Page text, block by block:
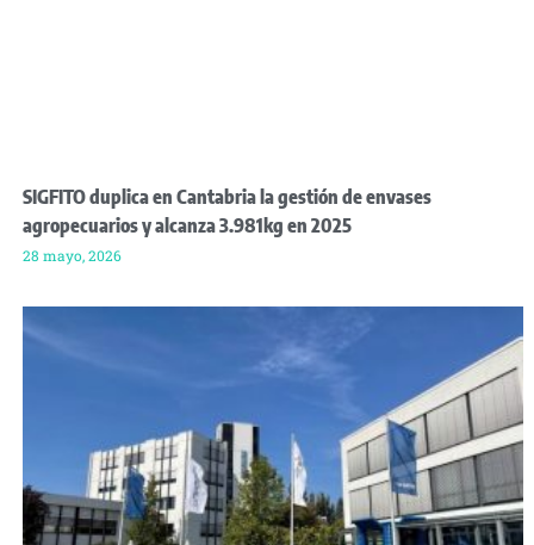
SIGFITO duplica en Cantabria la gestión de envases
agropecuarios y alcanza 3.981kg en 2025
28 mayo, 2026